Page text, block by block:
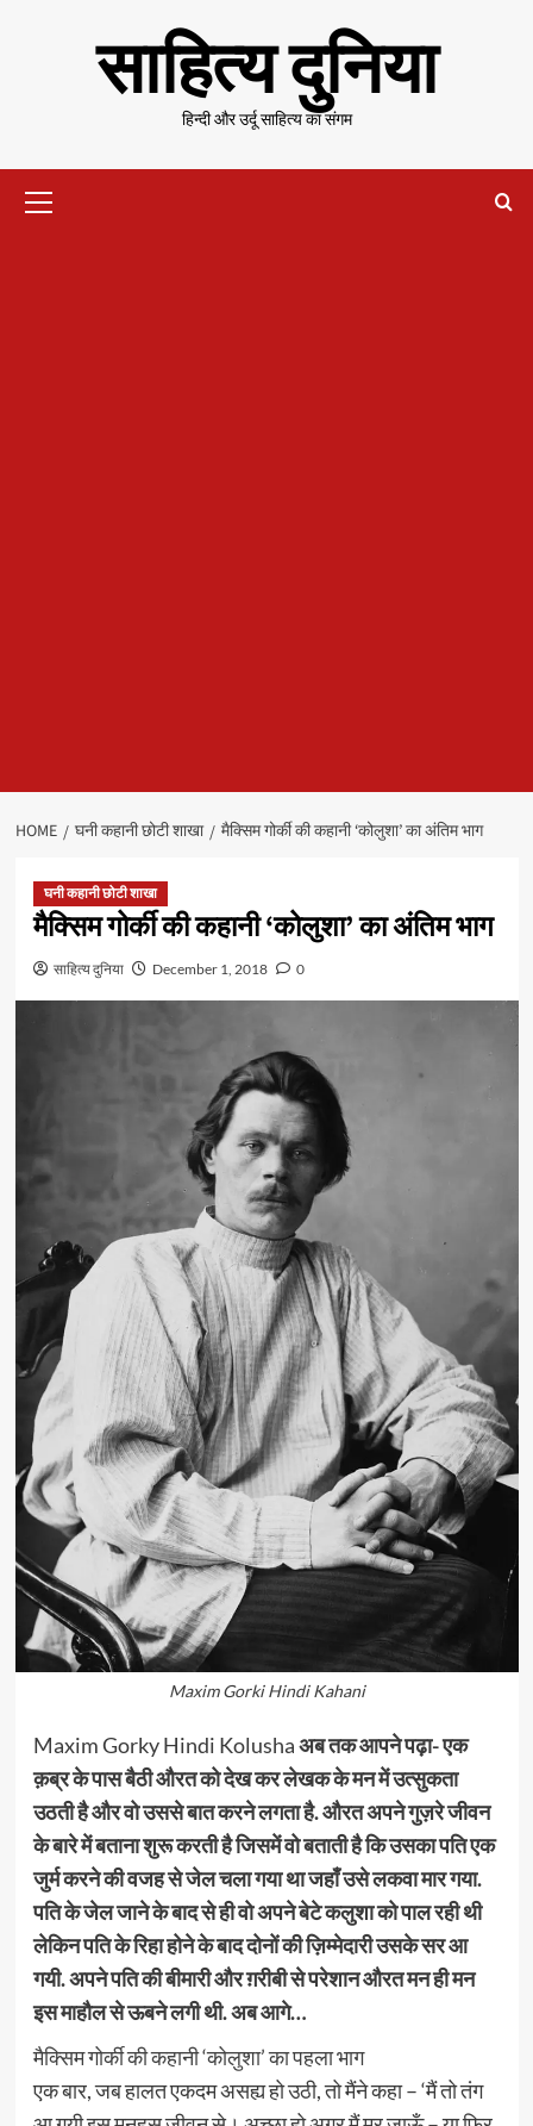
साहित्य दुनिया
हिन्दी और उर्दू साहित्य का संगम
Menu
HOME घनी कहानी छोटी शाखा मैक्सिम गोर्की की कहानी ‘कोलुशा’ का अंतिम भाग
घनी कहानी छोटी शाखा
मैक्सिम गोर्की की कहानी ‘कोलुशा’ का अंतिम भाग
साहित्य दुनिया December 1, 2018 0
Maxim Gorki Hindi Kahani
Maxim Gorky Hindi Kolushaअब तक आपने पढ़ा- एक
क़ब्र के पास बैठी औरत को देख कर लेखक के मन में उत्सुकता
उठती है और वो उससे बात करने लगता है. औरत अपने गुज़रे जीवन
के बारे में बताना शुरू करती है जिसमें वो बताती है कि उसका पति एक
जुर्म करने की वजह से जेल चला गया था जहाँ उसे लकवा मार गया.
पति के जेल जाने के बाद से ही वो अपने बेटे कलुशा को पाल रही थी
लेकिन पति के रिहा होने के बाद दोनों की ज़िम्मेदारी उसके सर आ
गयी. अपने पति की बीमारी और ग़रीबी से परेशान औरत मन ही मन
इस माहौल से ऊबने लगी थी. अब आगे…
मैक्सिम गोर्की की कहानी ‘कोलुशा’ का पहला भाग
एक बार, जब हालत एकदम असह्य हो उठी, तो मैंने कहा – ‘मैं तो तंग